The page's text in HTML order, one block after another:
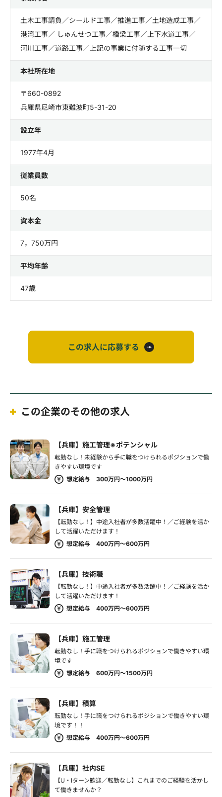
土木工事請負／シールド工事／推進工事／土地造成工事／
港湾工事／ しゅんせつ工事／橋梁工事／上下水道工事／
河川工事／道路工事／上記の事業に付随する工事一切
本社所在地
〒660-0892
兵庫県尼崎市東難波町5-31-20
設立年
1977年4月
従業員数
50名
資本金
7，750万円
平均年齢
47歳
この求人に応募する
この企業のその他の求人
【兵庫】施工管理※ポテンシャル
転勤なし！未経験から手に職をつけられるポジションで働
きやすい環境です
想定給与 300万円～1000万円
【兵庫】安全管理
【転勤なし！】中途入社者が多数活躍中！／ご経験を活か
して活躍いただけます！
想定給与 400万円～600万円
【兵庫】技術職
【転勤なし！】中途入社者が多数活躍中！／ご経験を活か
して活躍いただけます！
想定給与 400万円～600万円
【兵庫】施工管理
転勤なし！手に職をつけられるポジションで働きやすい環
境です
想定給与 600万円～1500万円
【兵庫】積算
転勤なし！手に職をつけられるポジションで働きやすい環
境です！！
想定給与 400万円～600万円
【兵庫】社内SE
【U・Iターン歓迎／転勤なし】これまでのご経験を活かし
て働きませんか？